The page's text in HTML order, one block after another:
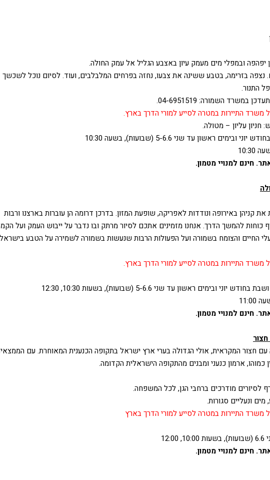
יפהפה ובמפלי מים מעמק עיון באצבע הגליל אל עמק החולה.
נצפה בזרימה, בטבע ששינה את צבעו, נחזה בפרחים המלבלבים, ועוד. לסיום נוכל לשכשך
התנור.
השמורה: 04-6951519.
התיירות במטרה לסייע למורי הדרך בארץ.
חניון עליון – מטולה.
ראשון עד שני 5-6.6 (שבועות), בשעה 10:30
חינם למנויי מטמון.
קניהן באירופה ונודדות לאפריקה, שופעת המזון. בדרכן דרומה הן עוברות בארצנו ורבות
כוחות להמשך הדרך. אנחנו מזמינים אתכם לסיור מרתק ובו נדבר על ייבוש העמק ועל
החיים והצומח בשמורה ועל הפעולות הרבות שנעשות בשמורה לשמירה על הטבע
התיירות במטרה לסייע למורי הדרך בארץ.
ראשון עד שני 5-6.6 (שבועות), בשעות 10:30, 12:30
חינם למנויי מטמון.
עם חצור המקראית, אולי הגדולה בערי ארץ ישראל בתקופה הכנענית המאוחרת. עם
ארמון כנעני ומבנים מהתקופה הישראלית הקדומה.
לסיורים מודרכים ברחבי הגן, לכל המשפחה.
ונעליים סגורות.
התיירות במטרה לסייע למורי הדרך בארץ
חינם למנויי מטמון.